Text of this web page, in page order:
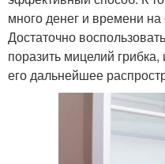
много денег и времени
Достаточно
поразить мицелий
его дальнейшее